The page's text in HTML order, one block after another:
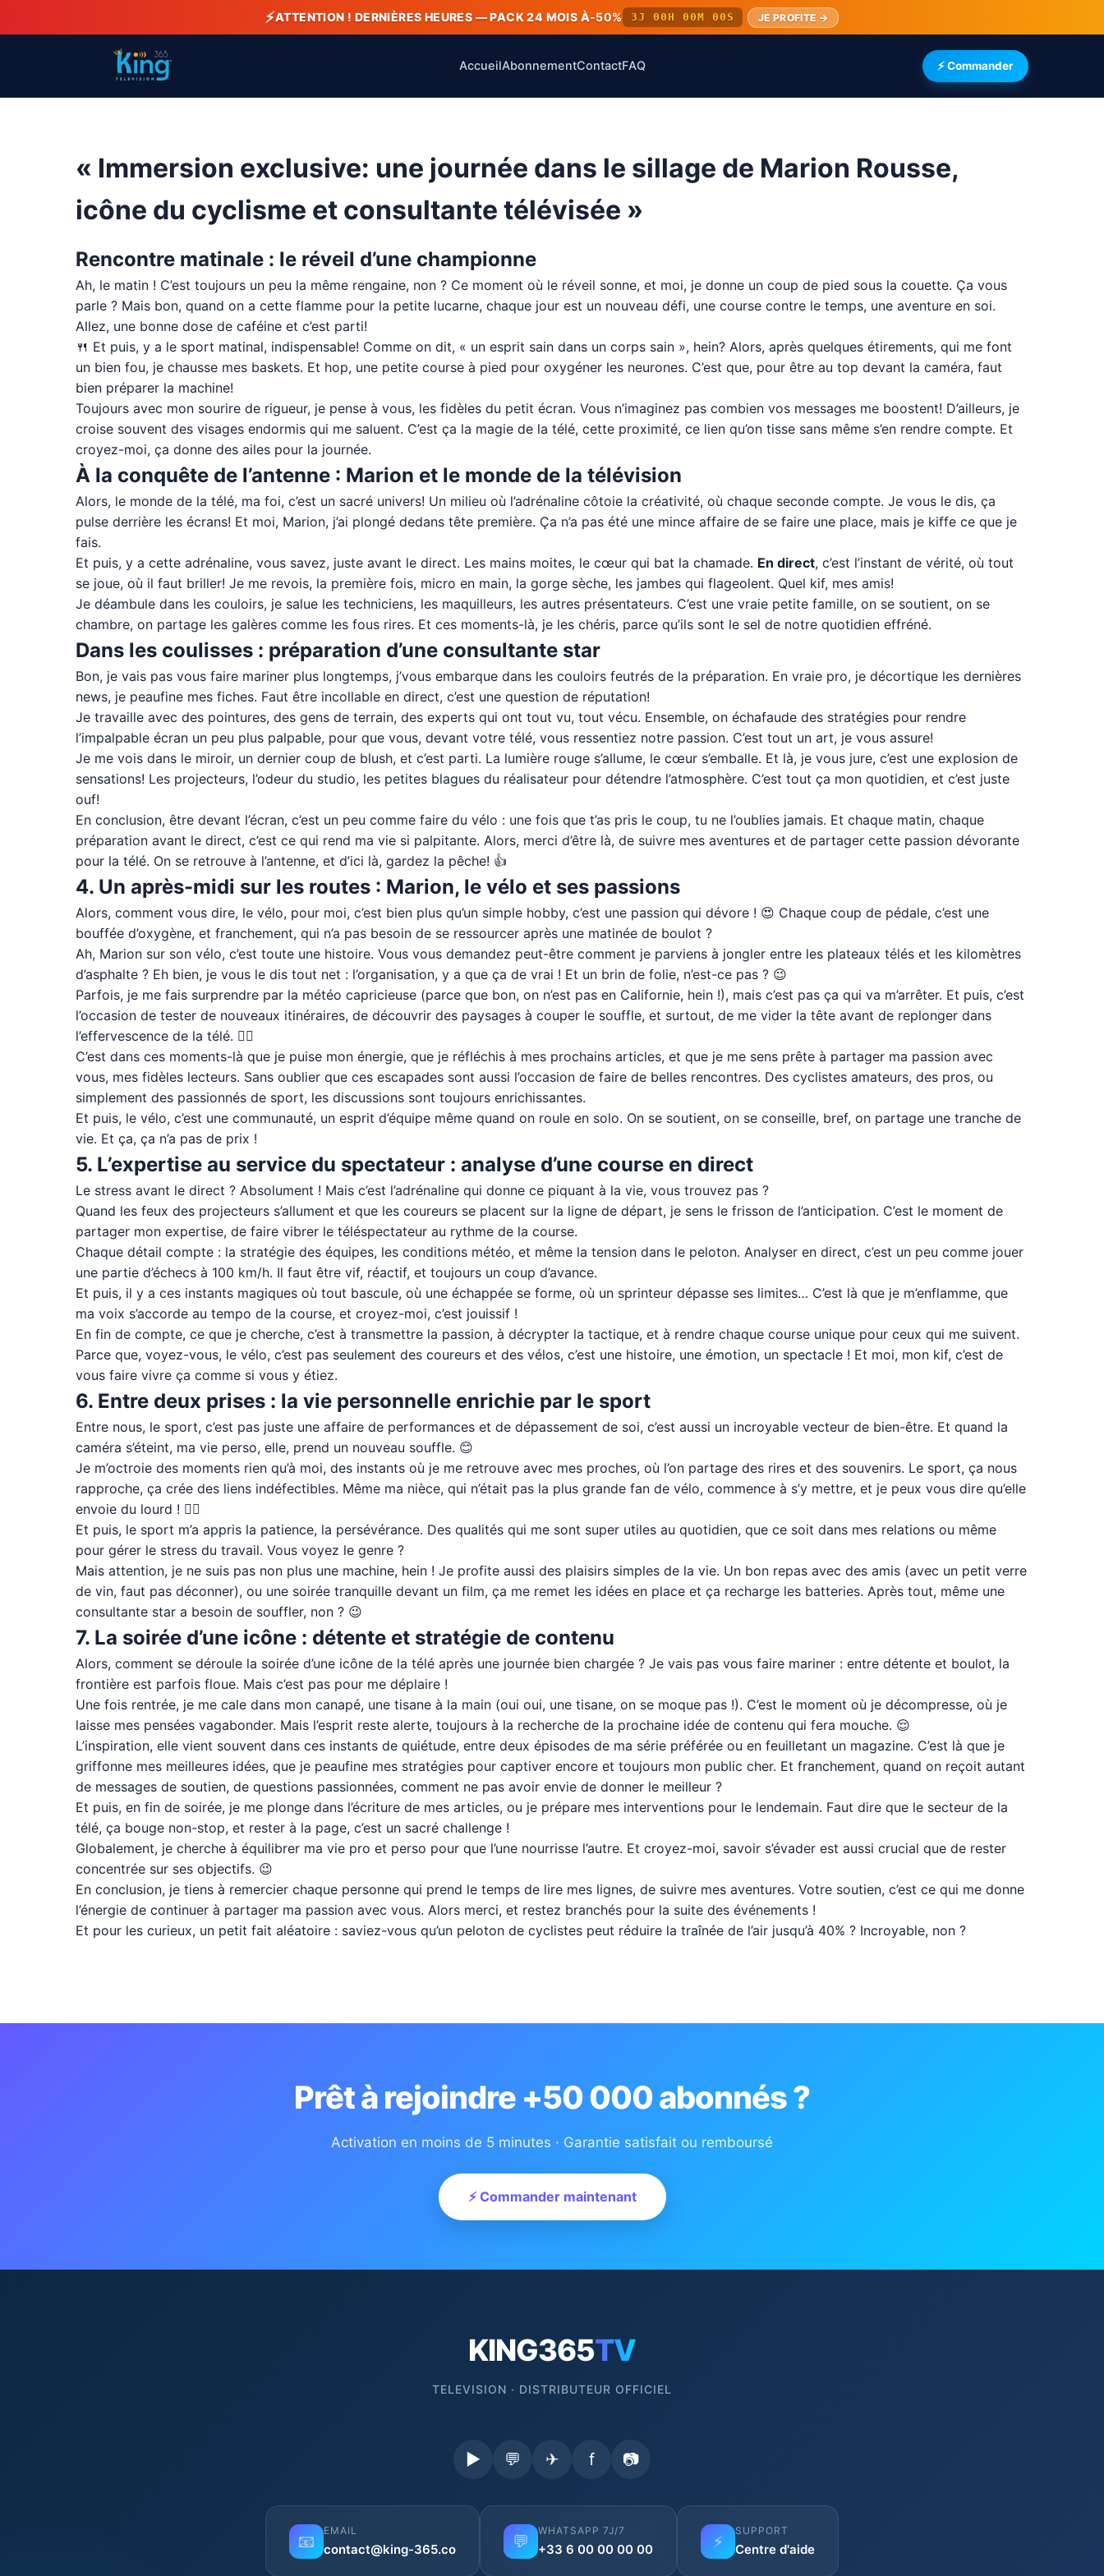
⚡ATTENTION ! DERNIÈRES HEURES — PACK 24 MOIS À-50% 3J 00H 00M 00S JE PROFITE →
AccueilAbonnementContactFAQ ⚡ Commander
« Immersion exclusive: une journée dans le sillage de Marion Rousse,
icône du cyclisme et consultante télévisée »
Rencontre matinale : le réveil d’une championne
Ah, le matin ! C’est toujours un peu la même rengaine, non ? Ce moment où le réveil sonne, et moi, je donne un coup de pied sous la couette. Ça vous
parle ? Mais bon, quand on a cette flamme pour la petite lucarne, chaque jour est un nouveau défi, une course contre le temps, une aventure en soi.
Allez, une bonne dose de caféine et c’est parti!
🍴 Et puis, y a le sport matinal, indispensable! Comme on dit, « un esprit sain dans un corps sain », hein? Alors, après quelques étirements, qui me font
un bien fou, je chausse mes baskets. Et hop, une petite course à pied pour oxygéner les neurones. C’est que, pour être au top devant la caméra, faut
bien préparer la machine!
Toujours avec mon sourire de rigueur, je pense à vous, les fidèles du petit écran. Vous n’imaginez pas combien vos messages me boostent! D’ailleurs, je
croise souvent des visages endormis qui me saluent. C’est ça la magie de la télé, cette proximité, ce lien qu’on tisse sans même s’en rendre compte. Et
croyez-moi, ça donne des ailes pour la journée.
À la conquête de l’antenne : Marion et le monde de la télévision
Alors, le monde de la télé, ma foi, c’est un sacré univers! Un milieu où l’adrénaline côtoie la créativité, où chaque seconde compte. Je vous le dis, ça
pulse derrière les écrans! Et moi, Marion, j’ai plongé dedans tête première. Ça n’a pas été une mince affaire de se faire une place, mais je kiffe ce que je
fais.
Et puis, y a cette adrénaline, vous savez, juste avant le direct. Les mains moites, le cœur qui bat la chamade. En direct, c’est l’instant de vérité, où tout
se joue, où il faut briller! Je me revois, la première fois, micro en main, la gorge sèche, les jambes qui flageolent. Quel kif, mes amis!
Je déambule dans les couloirs, je salue les techniciens, les maquilleurs, les autres présentateurs. C’est une vraie petite famille, on se soutient, on se
chambre, on partage les galères comme les fous rires. Et ces moments-là, je les chéris, parce qu’ils sont le sel de notre quotidien effréné.
Dans les coulisses : préparation d’une consultante star
Bon, je vais pas vous faire mariner plus longtemps, j’vous embarque dans les couloirs feutrés de la préparation. En vraie pro, je décortique les dernières
news, je peaufine mes fiches. Faut être incollable en direct, c’est une question de réputation!
Je travaille avec des pointures, des gens de terrain, des experts qui ont tout vu, tout vécu. Ensemble, on échafaude des stratégies pour rendre
l’impalpable écran un peu plus palpable, pour que vous, devant votre télé, vous ressentiez notre passion. C’est tout un art, je vous assure!
Je me vois dans le miroir, un dernier coup de blush, et c’est parti. La lumière rouge s’allume, le cœur s’emballe. Et là, je vous jure, c’est une explosion de
sensations! Les projecteurs, l’odeur du studio, les petites blagues du réalisateur pour détendre l’atmosphère. C’est tout ça mon quotidien, et c’est juste
ouf!
En conclusion, être devant l’écran, c’est un peu comme faire du vélo : une fois que t’as pris le coup, tu ne l’oublies jamais. Et chaque matin, chaque
préparation avant le direct, c’est ce qui rend ma vie si palpitante. Alors, merci d’être là, de suivre mes aventures et de partager cette passion dévorante
pour la télé. On se retrouve à l’antenne, et d’ici là, gardez la pêche! 👍
4. Un après-midi sur les routes : Marion, le vélo et ses passions
Alors, comment vous dire, le vélo, pour moi, c’est bien plus qu’un simple hobby, c’est une passion qui dévore ! 😍 Chaque coup de pédale, c’est une
bouffée d’oxygène, et franchement, qui n’a pas besoin de se ressourcer après une matinée de boulot ?
Ah, Marion sur son vélo, c’est toute une histoire. Vous vous demandez peut-être comment je parviens à jongler entre les plateaux télés et les kilomètres
d’asphalte ? Eh bien, je vous le dis tout net : l’organisation, y a que ça de vrai ! Et un brin de folie, n’est-ce pas ? 😉
Parfois, je me fais surprendre par la météo capricieuse (parce que bon, on n’est pas en Californie, hein !), mais c’est pas ça qui va m’arrêter. Et puis, c’est
l’occasion de tester de nouveaux itinéraires, de découvrir des paysages à couper le souffle, et surtout, de me vider la tête avant de replonger dans
l’effervescence de la télé. 🚴‍♀️
C’est dans ces moments-là que je puise mon énergie, que je réfléchis à mes prochains articles, et que je me sens prête à partager ma passion avec
vous, mes fidèles lecteurs. Sans oublier que ces escapades sont aussi l’occasion de faire de belles rencontres. Des cyclistes amateurs, des pros, ou
simplement des passionnés de sport, les discussions sont toujours enrichissantes.
Et puis, le vélo, c’est une communauté, un esprit d’équipe même quand on roule en solo. On se soutient, on se conseille, bref, on partage une tranche de
vie. Et ça, ça n’a pas de prix !
5. L’expertise au service du spectateur : analyse d’une course en direct
Le stress avant le direct ? Absolument ! Mais c’est l’adrénaline qui donne ce piquant à la vie, vous trouvez pas ?
Quand les feux des projecteurs s’allument et que les coureurs se placent sur la ligne de départ, je sens le frisson de l’anticipation. C’est le moment de
partager mon expertise, de faire vibrer le téléspectateur au rythme de la course.
Chaque détail compte : la stratégie des équipes, les conditions météo, et même la tension dans le peloton. Analyser en direct, c’est un peu comme jouer
une partie d’échecs à 100 km/h. Il faut être vif, réactif, et toujours un coup d’avance.
Et puis, il y a ces instants magiques où tout bascule, où une échappée se forme, où un sprinteur dépasse ses limites… C’est là que je m’enflamme, que
ma voix s’accorde au tempo de la course, et croyez-moi, c’est jouissif !
En fin de compte, ce que je cherche, c’est à transmettre la passion, à décrypter la tactique, et à rendre chaque course unique pour ceux qui me suivent.
Parce que, voyez-vous, le vélo, c’est pas seulement des coureurs et des vélos, c’est une histoire, une émotion, un spectacle ! Et moi, mon kif, c’est de
vous faire vivre ça comme si vous y étiez.
6. Entre deux prises : la vie personnelle enrichie par le sport
Entre nous, le sport, c’est pas juste une affaire de performances et de dépassement de soi, c’est aussi un incroyable vecteur de bien-être. Et quand la
caméra s’éteint, ma vie perso, elle, prend un nouveau souffle. 😊
Je m’octroie des moments rien qu’à moi, des instants où je me retrouve avec mes proches, où l’on partage des rires et des souvenirs. Le sport, ça nous
rapproche, ça crée des liens indéfectibles. Même ma nièce, qui n’était pas la plus grande fan de vélo, commence à s’y mettre, et je peux vous dire qu’elle
envoie du lourd ! 🚴‍♀️
Et puis, le sport m’a appris la patience, la persévérance. Des qualités qui me sont super utiles au quotidien, que ce soit dans mes relations ou même
pour gérer le stress du travail. Vous voyez le genre ?
Mais attention, je ne suis pas non plus une machine, hein ! Je profite aussi des plaisirs simples de la vie. Un bon repas avec des amis (avec un petit verre
de vin, faut pas déconner), ou une soirée tranquille devant un film, ça me remet les idées en place et ça recharge les batteries. Après tout, même une
consultante star a besoin de souffler, non ? 😉
7. La soirée d’une icône : détente et stratégie de contenu
Alors, comment se déroule la soirée d’une icône de la télé après une journée bien chargée ? Je vais pas vous faire mariner : entre détente et boulot, la
frontière est parfois floue. Mais c’est pas pour me déplaire !
Une fois rentrée, je me cale dans mon canapé, une tisane à la main (oui oui, une tisane, on se moque pas !). C’est le moment où je décompresse, où je
laisse mes pensées vagabonder. Mais l’esprit reste alerte, toujours à la recherche de la prochaine idée de contenu qui fera mouche. 😌
L’inspiration, elle vient souvent dans ces instants de quiétude, entre deux épisodes de ma série préférée ou en feuilletant un magazine. C’est là que je
griffonne mes meilleures idées, que je peaufine mes stratégies pour captiver encore et toujours mon public cher. Et franchement, quand on reçoit autant
de messages de soutien, de questions passionnées, comment ne pas avoir envie de donner le meilleur ?
Et puis, en fin de soirée, je me plonge dans l’écriture de mes articles, ou je prépare mes interventions pour le lendemain. Faut dire que le secteur de la
télé, ça bouge non-stop, et rester à la page, c’est un sacré challenge !
Globalement, je cherche à équilibrer ma vie pro et perso pour que l’une nourrisse l’autre. Et croyez-moi, savoir s’évader est aussi crucial que de rester
concentrée sur ses objectifs. 😉
En conclusion, je tiens à remercier chaque personne qui prend le temps de lire mes lignes, de suivre mes aventures. Votre soutien, c’est ce qui me donne
l’énergie de continuer à partager ma passion avec vous. Alors merci, et restez branchés pour la suite des événements !
Et pour les curieux, un petit fait aléatoire : saviez-vous qu’un peloton de cyclistes peut réduire la traînée de l’air jusqu’à 40% ? Incroyable, non ?
Prêt à rejoindre +50 000 abonnés ?
Activation en moins de 5 minutes · Garantie satisfait ou remboursé
⚡ Commander maintenant
KING365TV
TELEVISION · DISTRIBUTEUR OFFICIEL
▶ 💬 ✈ f 📷
📧
EMAIL
contact@king-365.co 💬
WHATSAPP 7J/7
+33 6 00 00 00 00 ⚡
SUPPORT
Centre d'aide